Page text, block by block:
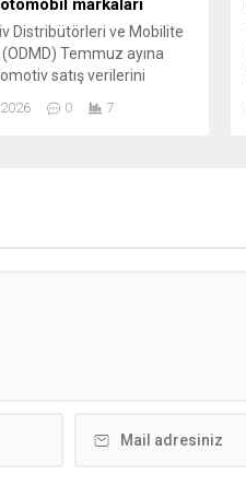
markaları
Distribütörleri ve Mobilite
Temmuz ayına
satış verilerini
Temmuz'da en çok
0 7